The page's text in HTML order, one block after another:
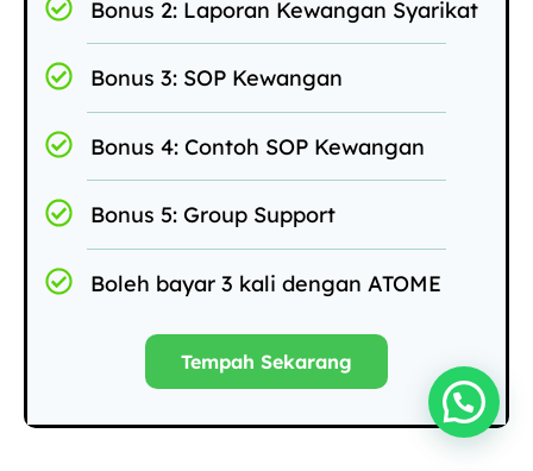
Bonus 2: Laporan Kewangan Syarikat
Bonus 3: SOP Kewangan
Bonus 4: Contoh SOP Kewangan
Bonus 5: Group Support
Boleh bayar 3 kali dengan ATOME
Tempah Sekarang